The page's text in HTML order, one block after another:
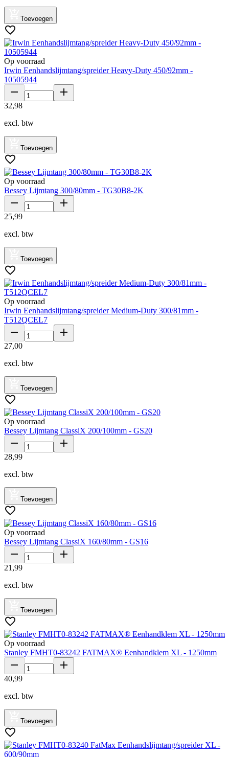
Toevoegen
Op voorraad
Irwin Eenhandslijmtang/spreider Heavy-Duty 450/92mm -
10505944
32,98
excl. btw
Toevoegen
Op voorraad
Bessey Lijmtang 300/80mm - TG30B8-2K
25,99
excl. btw
Toevoegen
Op voorraad
Irwin Eenhandslijmtang/spreider Medium-Duty 300/81mm -
T512QCEL7
27,00
excl. btw
Toevoegen
Op voorraad
Bessey Lijmtang ClassiX 200/100mm - GS20
28,99
excl. btw
Toevoegen
Op voorraad
Bessey Lijmtang ClassiX 160/80mm - GS16
21 ,99
excl. btw
Toevoegen
Op voorraad
Stanley FMHT0-83242 FATMAX® Eenhandklem XL - 1250mm
40,99
excl. btw
Toevoegen